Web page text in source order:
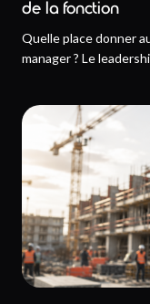
de la fonction
Quelle place donner
manager ? Le